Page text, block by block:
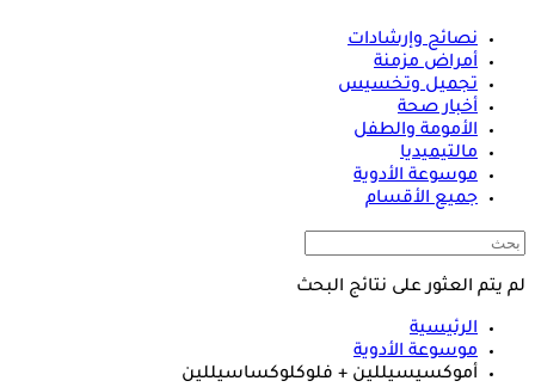
نصائح وإرشادات
أمراض مزمنة
تجميل وتخسيس
أخبار صحة
الأمومة والطفل
مالتيميديا
موسوعة الأدوية
جميع الأقسام
لم يتم العثور على نتائج البحث
الرئيسية
موسوعة الأدوية
أموكسيسيللين + فلوكلوكساسيللين